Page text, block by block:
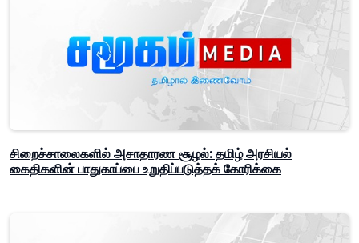
சிறைச்சாலைகளில் அசாதாரண சூழல்: தமிழ் அரசியல்
கைதிகளின் பாதுகாப்பை உறுதிப்படுத்தக் கோரிக்கை